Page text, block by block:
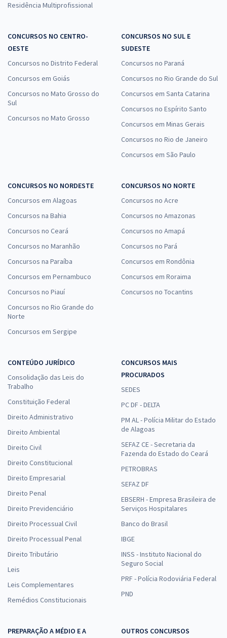
Residência Multiprofissional
CONCURSOS NO CENTRO-
OESTE
Concursos no Distrito Federal
Concursos em Goiás
Concursos no Mato Grosso do
Sul
Concursos no Mato Grosso
CONCURSOS NO SUL E
SUDESTE
Concursos no Paraná
Concursos no Rio Grande do Sul
Concursos em Santa Catarina
Concursos no Espírito Santo
Concursos em Minas Gerais
Concursos no Rio de Janeiro
Concursos em São Paulo
CONCURSOS NO NORDESTE
Concursos em Alagoas
Concursos na Bahia
Concursos no Ceará
Concursos no Maranhão
Concursos na Paraíba
Concursos em Pernambuco
Concursos no Piauí
Concursos no Rio Grande do
Norte
Concursos em Sergipe
CONCURSOS NO NORTE
Concursos no Acre
Concursos no Amazonas
Concursos no Amapá
Concursos no Pará
Concursos em Rondônia
Concursos em Roraima
Concursos no Tocantins
CONTEÚDO JURÍDICO
Consolidação das Leis do
Trabalho
Constituição Federal
Direito Administrativo
Direito Ambiental
Direito Civil
Direito Constitucional
Direito Empresarial
Direito Penal
Direito Previdenciário
Direito Processual Civil
Direito Processual Penal
Direito Tributário
Leis
Leis Complementares
Remédios Constitucionais
CONCURSOS MAIS
PROCURADOS
SEDES
PC DF - DELTA
PM AL - Polícia Militar do Estado
de Alagoas
SEFAZ CE - Secretaria da
Fazenda do Estado do Ceará
PETROBRAS
SEFAZ DF
EBSERH - Empresa Brasileira de
Serviços Hospitalares
Banco do Brasil
IBGE
INSS - Instituto Nacional do
Seguro Social
PRF - Polícia Rodoviária Federal
PND
PREPARAÇÃO A MÉDIO E A
OUTROS CONCURSOS